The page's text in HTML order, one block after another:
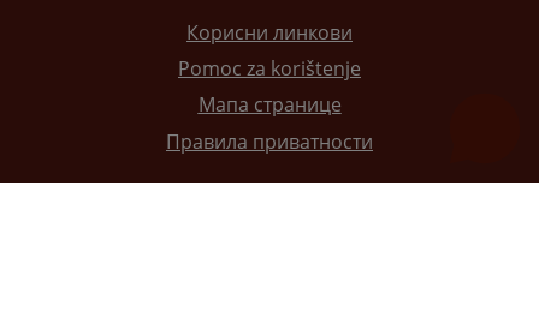
Корисни линкови
Pomoc za korištenje
Мапа странице
Правила приватности